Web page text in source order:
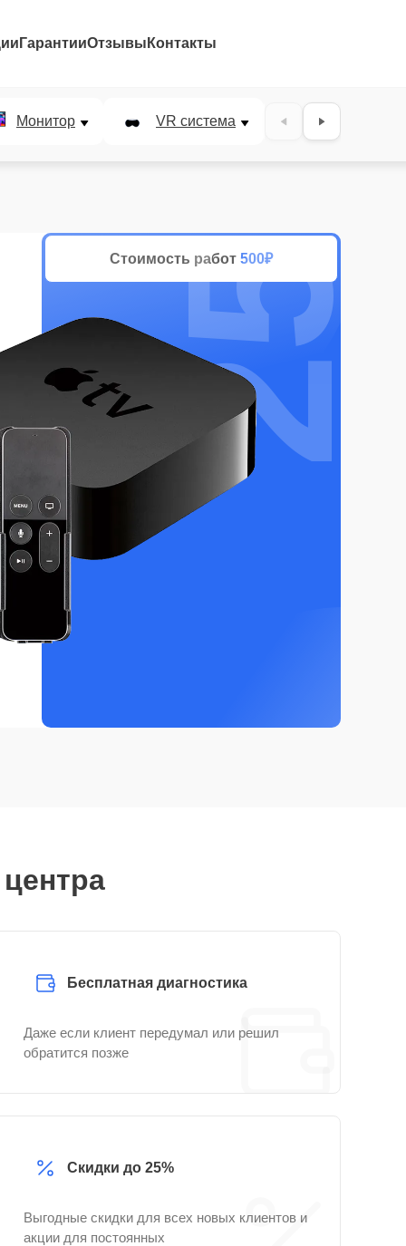
ГарантииОтзывы Контакты
Монитор VR система Наушники
Стоимость работ 500₽
25%
Бесплатная диагностика
Даже если клиент передумал или решил
обратится позже
Скидки до 25%
Выгодные скидки для всех новых клиентов и
акции для постоянных